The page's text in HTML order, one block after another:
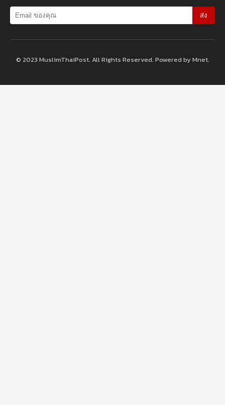
ส่ง
© 2023 MuslimThaiPost. All Rights Reserved. Powered by Mnet.